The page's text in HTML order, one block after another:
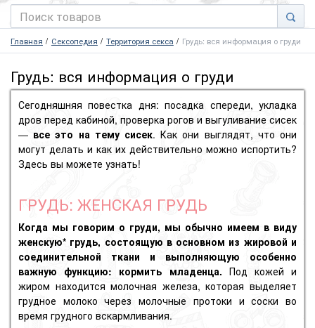
Главная Сексопедия Территория секса Грудь: вся информация о груди
Грудь: вся информация о груди
Сегодняшняя повестка дня: посадка спереди, укладка
дров перед кабиной, проверка рогов и выгуливание сисек
— все это на тему сисек. Как они выглядят, что они
могут делать и как их действительно можно испортить?
Здесь вы можете узнать!
ГРУДЬ: ЖЕНСКАЯ ГРУДЬ
Когда мы говорим о груди, мы обычно имеем в виду
женскую* грудь, состоящую в основном из жировой и
соединительной ткани и выполняющую особенно
важную функцию: кормить младенца. Под кожей и
жиром находится молочная железа, которая выделяет
грудное молоко через молочные протоки и соски во
время грудного вскармливания.